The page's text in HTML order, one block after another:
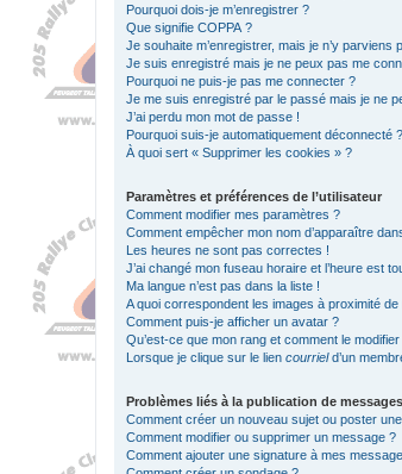
Pourquoi dois-je m’enregistrer ?
Que signifie COPPA ?
Je souhaite m’enregistrer, mais je n’y parviens
Je suis enregistré mais je ne peux pas me
Pourquoi ne puis-je pas me connecter ?
Je me suis enregistré par le passé mais je ne
J’ai perdu mon mot de passe !
Pourquoi suis-je automatiquement déconnecté ?
À quoi sert « Supprimer les cookies » ?
Paramètres et préférences de l’utilisateur
Comment modifier mes paramètres ?
Comment empêcher mon nom d’apparaître
Les heures ne sont pas correctes !
J’ai changé mon fuseau horaire et l’heure est
Ma langue n’est pas dans la liste !
A quoi correspondent les images à proximité de
Comment puis-je afficher un avatar ?
Qu’est-ce que mon rang et comment le modifier
Lorsque je clique sur le lien courrield’un
Problèmes liés à la publication de messages
Comment créer un nouveau sujet ou poster
Comment modifier ou supprimer un message ?
Comment ajouter une signature à mes